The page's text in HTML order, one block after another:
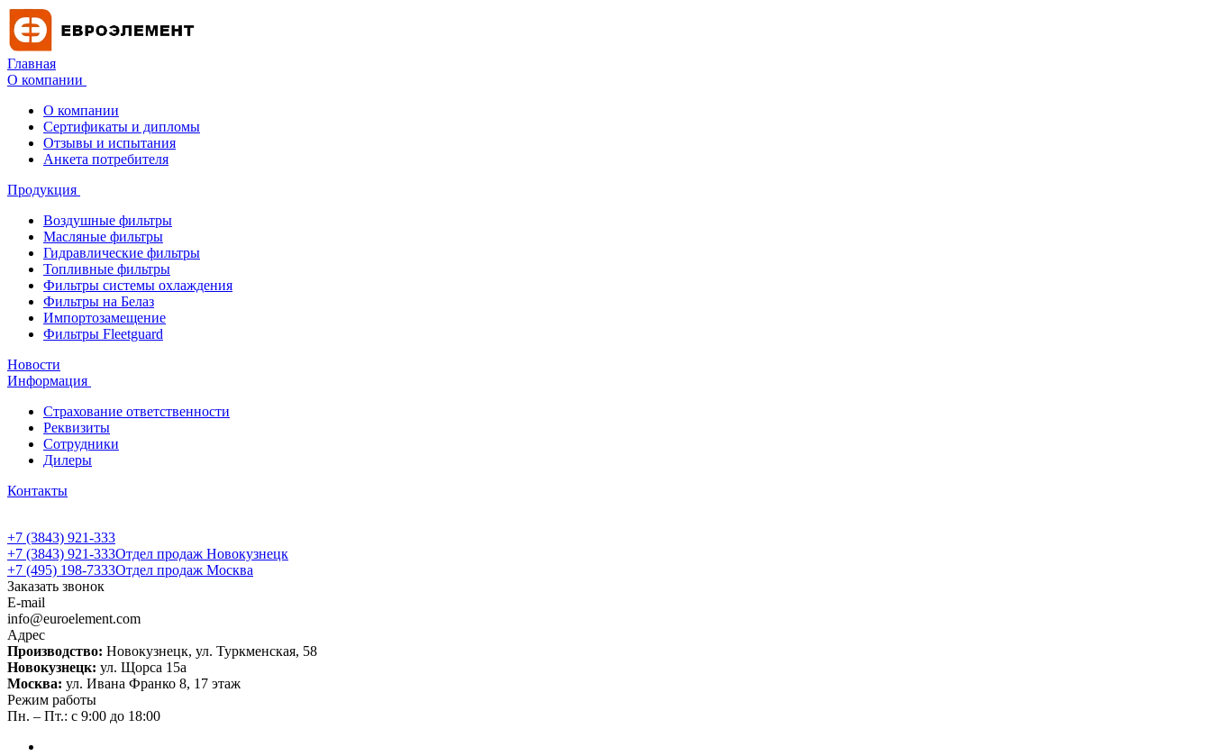
Главная
О компании
О компании
Сертификаты и дипломы
Отзывы и испытания
Анкета потребителя
Продукция
Воздушные фильтры
Масляные фильтры
Гидравлические фильтры
Топливные фильтры
Фильтры системы охлаждения
Фильтры на Белаз
Импортозамещение
Фильтры Fleetguard
Новости
Информация
Страхование ответственности
Реквизиты
Сотрудники
Дилеры
Контакты
+7 (3843) 921-333
+7 (3843) 921-333Отдел продаж Новокузнецк
+7 (495) 198-7333Отдел продаж Москва
Заказать звонок
E-mail
info@euroelement.com
Адрес
Производство: Новокузнецк, ул. Туркменская, 58
Новокузнецк: ул. Щорса 15а
Москва: ул. Ивана Франко 8, 17 этаж
Режим работы
Пн. – Пт.: с 9:00 до 18:00